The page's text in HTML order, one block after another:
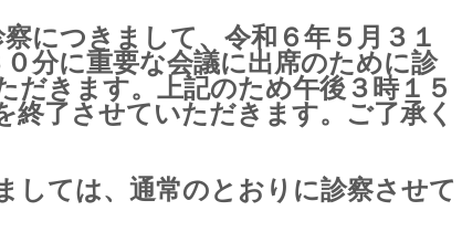
につきまして、令和６年５月３１
０分に重要な会議に出席のために診
だきます。上記のため午後３時１５
終了させていただきます。ご了承く
。
しては、通常のとおりに診察させて